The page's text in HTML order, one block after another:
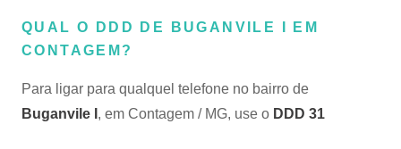
QUAL O DDD DE BUGANVILE I EM
CONTAGEM?
Para ligar para qualquel telefone no bairro de
Buganvile I , em Contagem / MG, use o DDD 31